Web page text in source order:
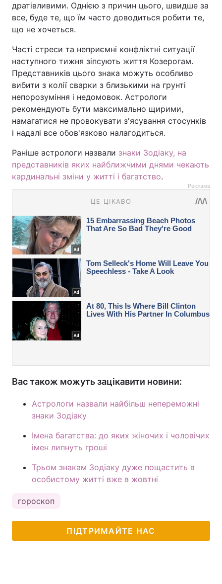
дратівливими. Однією з причин цього, швидше за
все, буде те, що їм часто доводиться робити те,
що не хочеться.
Часті стреси та неприємні конфліктні ситуації
наступного тижня зіпсують життя Козерогам.
Представників цього знака можуть особливо
вибити з колії сварки з близькими на грунті
непорозуміння і недомовок. Астрологи
рекомендують бути максимально щирими,
намагатися не провокувати з'ясування стосунків
і надалі все обов'язково налагодиться.
Раніше астрологи назвали знаки Зодіаку, на
представників яких найближчими днями чекають
кардинальні зміни у житті і багатство.
Реклама
Вас також можуть зацікавити новини:
Астрологи назвали найбільш непереможні
знаки Зодіаку
Імена багатства: до яких жіночих і чоловічих
імен липнуть гроші
Трьом знакам Зодіаку дуже пощастить в
особистому житті вже в жовтні
гороскоп
ПІДТРИМАЙТЕ НАС